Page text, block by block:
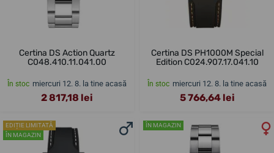
Certina DS Action Quartz
C048.410.11.041.00
În stoc miercuri 12. 8. la tine acasă
2 817,18 lei
Certina DS PH1000M Special
Edition C024.907.17.041.10
În stoc miercuri 12. 8. la tine acasă
5 766,64 lei
EDIȚIE LIMITATĂ
ÎN MAGAZIN
ÎN MAGAZIN